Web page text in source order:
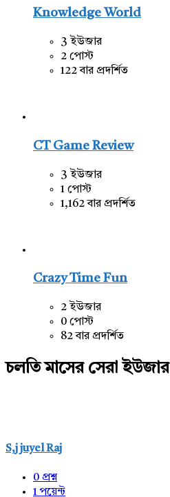
Knowledge World
3 ইউজার
2 পোস্ট
122 বার প্রদর্শিত
CT Game Review
3 ইউজার
1 পোস্ট
1,162 বার প্রদর্শিত
Crazy Time Fun
2 ইউজার
0 পোস্ট
82 বার প্রদর্শিত
চলতি মাসের সেরা ইউজার
S,j juyel Raj
0 প্রশ্ন
1পয়েন্ট